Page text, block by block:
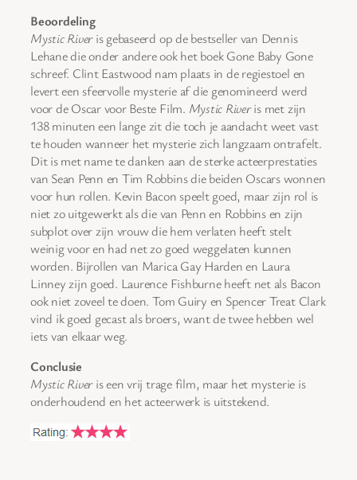
Beoordeling
Mystic Riveris gebaseerd op de bestseller van Dennis
Lehane die onder andere ook het boek Gone Baby Gone
schreef. Clint Eastwood nam plaats in de regiestoel en
levert een sfeervolle mysterie af die genomineerd werd
voor de Oscar voor Beste Film. Mystic Riveris met zijn
138 minuten een lange zit die toch je aandacht weet vast
te houden wanneer het mysterie zich langzaam ontrafelt.
Dit is met name te danken aan de sterke acteerprestaties
van Sean Penn en Tim Robbins die beiden Oscars wonnen
voor hun rollen. Kevin Bacon speelt goed, maar zijn rol is
niet zo uitgewerkt als die van Penn en Robbins en zijn
subplot over zijn vrouw die hem verlaten heeft stelt
weinig voor en had net zo goed weggelaten kunnen
worden. Bijrollen van Marica Gay Harden en Laura
Linney zijn goed. Laurence Fishburne heeft net als Bacon
ook niet zoveel te doen. Tom Guiry en Spencer Treat Clark
vind ik goed gecast als broers, want de twee hebben wel
iets van elkaar weg.
Conclusie
Mystic Riveris een vrij trage film, maar het mysterie is
onderhoudend en het acteerwerk is uitstekend.